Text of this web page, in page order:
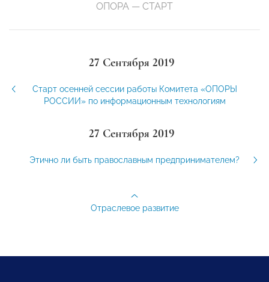
ОПОРА — СТАРТ
27 Сентября 2019
Старт осенней сессии работы Комитета «ОПОРЫ
РОССИИ» по информационным технологиям
27 Сентября 2019
Этично ли быть православным предпринимателем?
Отраслевое развитие